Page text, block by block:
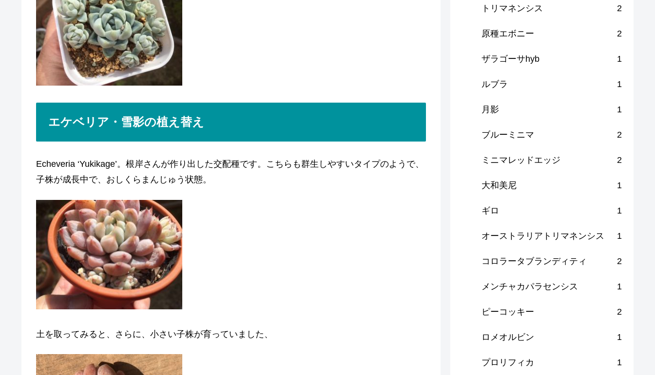
エケベリア・雪影の植え替え
Echeveria ‘Yukikage’。根岸さんが作り出した交配種です。こちらも群生しやすいタイプのようで、
子株が成長中で、おしくらまんじゅう状態。
土を取ってみると、さらに、小さい子株が育っていました、
トリマネンシス 2
原種エボニー 2
ザラゴーサhyb 1
ルブラ 1
月影 1
ブルーミニマ 2
ミニマレッドエッジ 2
大和美尼 1
ギロ 1
オーストラリアトリマネンシス 1
コロラータブランディティ 2
メンチャカパラセンシス 1
ピーコッキー 2
ロメオルビン 1
プロリフィカ 1